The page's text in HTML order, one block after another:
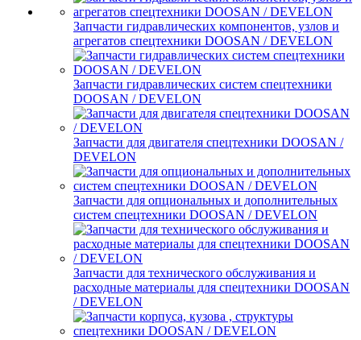
Запчасти гидравлических компонентов, узлов и
агрегатов спецтехники DOOSAN / DEVELON
Запчасти гидравлических систем спецтехники
DOOSAN / DEVELON
Запчасти для двигателя спецтехники DOOSAN /
DEVELON
Запчасти для опциональных и дополнительных
систем спецтехники DOOSAN / DEVELON
Запчасти для технического обслуживания и
расходные материалы для спецтехники DOOSAN
/ DEVELON